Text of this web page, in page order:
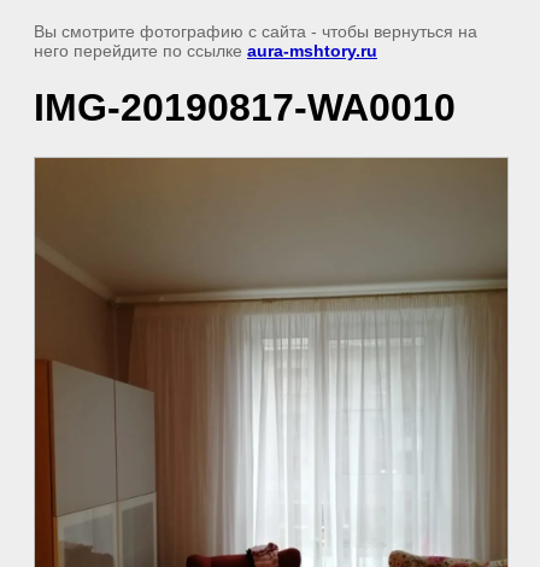
Вы смотрите фотографию с сайта - чтобы вернуться на
него перейдите по ссылке aura-mshtory.ru
IMG-20190817-WA0010